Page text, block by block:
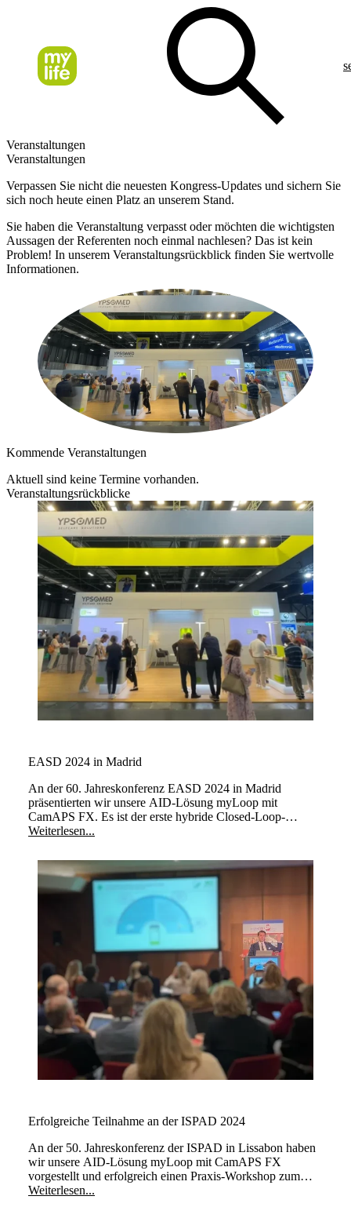
Veranstaltungen
Veranstaltungen
Verpassen Sie nicht die neuesten Kongress-Updates und sichern Sie
sich noch heute einen Platz an unserem Stand.
Sie haben die Veranstaltung verpasst oder möchten die wichtigsten
Aussagen der Referenten noch einmal nachlesen? Das ist kein
Problem! In unserem Veranstaltungsrückblick finden Sie wertvolle
Informationen.
Kommende Veranstaltungen
Aktuell sind keine Termine vorhanden.
Veranstaltungsrückblicke
EASD 2024 in Madrid
An der 60. Jahreskonferenz EASD 2024 in Madrid
präsentierten wir unsere AID-Lösung myLoop mit
CamAPS FX. Es ist der erste hybride Closed-Loop-
Algorithmus, der für den Einsatz bei der Planung oder
wurde.
Weiterlesen...
Erfolgreiche Teilnahme an der ISPAD 2024
An der 50. Jahreskonferenz der ISPAD in Lissabon haben
wir unsere AID-Lösung myLoop mit CamAPS FX
vorgestellt und erfolgreich einen Praxis-Workshop zum
Thema "Automatisierte Insulinverabreichung mit CamAPS
Weiterlesen...